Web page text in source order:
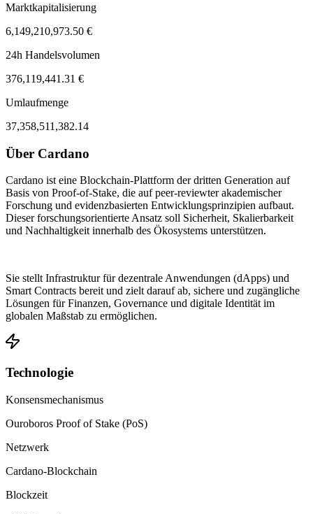
30, 10:37 AM
Marktkapitalisierung
6,149,210,973.50 €
24h Handelsvolumen
376,119,441.31 €
Umlaufmenge
37,358,511,382.14
Über Cardano
Cardano ist eine Blockchain-Plattform der dritten Generation auf
Basis von Proof-of-Stake, die auf peer-reviewter akademischer
Forschung und evidenzbasierten Entwicklungsprinzipien aufbaut.
Dieser forschungsorientierte Ansatz soll Sicherheit, Skalierbarkeit
und Nachhaltigkeit innerhalb des Ökosystems unterstützen.
Sie stellt Infrastruktur für dezentrale Anwendungen (dApps) und
Smart Contracts bereit und zielt darauf ab, sichere und zugängliche
Lösungen für Finanzen, Governance und digitale Identität im
globalen Maßstab zu ermöglichen.
Technologie
Konsensmechanismus
Ouroboros Proof of Stake (PoS)
Netzwerk
Cardano-Blockchain
Blockzeit